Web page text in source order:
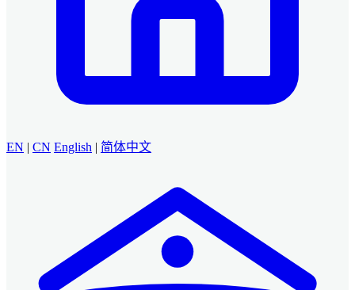
EN | CN English | 简体中文